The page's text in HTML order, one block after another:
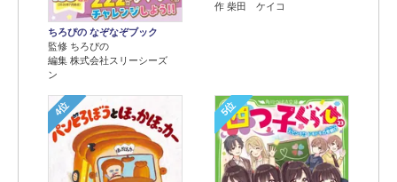
ちろぴの なぞなぞブック
監修 ちろぴの
編集 株式会社スリーシーズ
ン
作 柴田 ケイコ
4位 5位